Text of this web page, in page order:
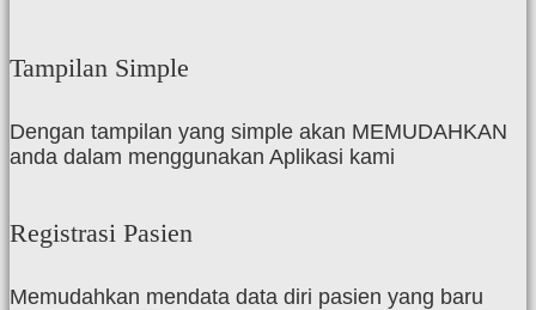
Tampilan Simple
Dengan tampilan yang simple akan MEMUDAHKAN
anda dalam menggunakan Aplikasi kami
Registrasi Pasien
Memudahkan mendata data diri pasien yang baru